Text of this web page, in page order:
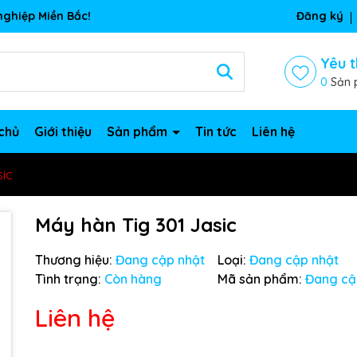
Miền Bắc! Đăng ký
Yêu
0 Sản
Giới thiệu Sản phẩm Tin tức Liên hệ
Máy hàn Tig 301 Jasic
Thương hiệu: Đang cập nhật Loại: Đang cập nhật
Tình trạng: Còn hàng Mã sản phẩm: Đang
Liên hệ